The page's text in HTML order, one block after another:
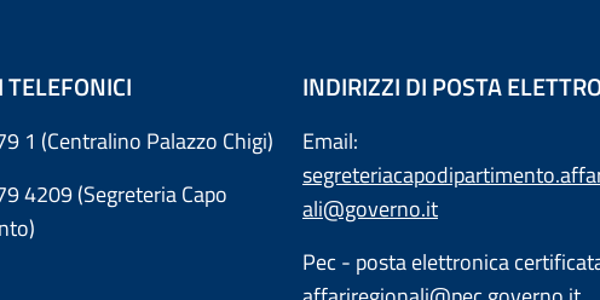
TELEFONICI
1 (Centralino Palazzo Chigi)
4209 (Segreteria Capo
INDIRIZZI DI POSTA
Email:
ali@governo.it
Pec - posta elettronica